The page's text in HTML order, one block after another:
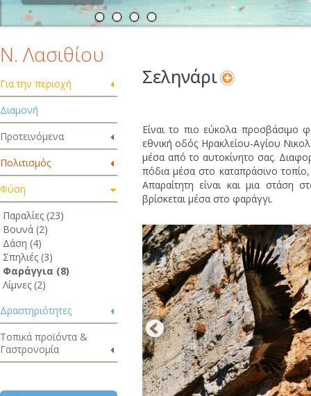
Ν. Λασιθίου
Για την περιοχή
Διαμονή
Προτεινόμενα
Πολιτισμός
Φύση
Παραλίες (23)
Βουνά (2)
Δάση (4)
Σπηλιές (3)
Φαράγγια (8)
Λίμνες (2)
Δραστηριότητες
Τοπικά προϊόντα &
Γαστρονομία
Σεληνάρι
Είναι το πιο εύκολα προσβάσιμο
εθνική οδός Ηρακλείου-Αγίου
μέσα από το αυτοκίνητο σας.
πόδια μέσα στο καταπράσινο
Απαραίτητη είναι και μια στάση
βρίσκεται μέσα στο φαράγγι.